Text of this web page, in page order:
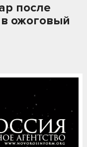
после
ожоговый